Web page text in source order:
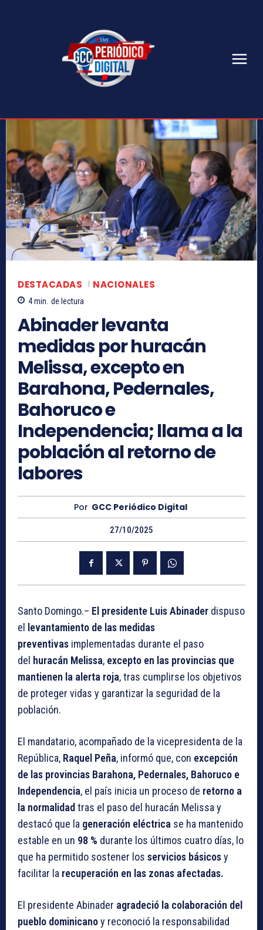
DESTACADAS NACIONALES
4min. de lectura
Abinader levanta
medidas por huracán
Melissa, excepto en
Barahona, Pedernales,
Bahoruco e
Independencia; llama a la
población al retorno de
labores
Por GCC Periódico Digital
27/10/2025
Santo Domingo.– El presidente Luis Abinader dispuso
el
levantamiento de las medidas
preventivas implementadas durante el paso
del huracán Melissa, excepto en las provincias que
mantienen la alerta roja, tras cumplirse los objetivos
de proteger vidas y garantizar la seguridad de la
población.
El mandatario, acompañado de la vicepresidenta de la
República, Raquel Peña, informó que, con excepción
de las provincias Barahona, Pedernales, Bahoruco e
Independencia, el país inicia un proceso de retorno a
la normalidad tras el paso del huracán Melissa y
destacó que la generación eléctrica se ha mantenido
estable en un 98 % durante los últimos cuatro días, lo
que ha permitido sostener los servicios básicosy
facilitar la recuperación en las zonas afectadas.
El presidente Abinader agradeció la colaboración del
pueblo dominicanoy reconoció la responsabilidad